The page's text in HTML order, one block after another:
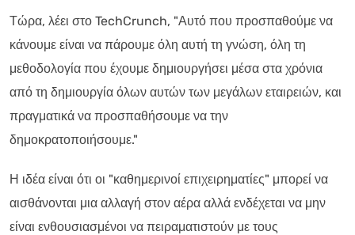
Τώρα, λέει στο TechCrunch, "Αυτό που προσπαθούμε να
κάνουμε είναι να πάρουμε όλη αυτή τη γνώση, όλη τη
μεθοδολογία που έχουμε δημιουργήσει μέσα στα χρόνια
από τη δημιουργία όλων αυτών των μεγάλων εταιρειών, και
πραγματικά να προσπαθήσουμε να την
δημοκρατοποιήσουμε."
Η ιδέα είναι ότι οι "καθημερινοί επιχειρηματίες" μπορεί να
αισθάνονται μια αλλαγή στον αέρα αλλά ενδέχεται να μην
είναι ενθουσιασμένοι να πειραματιστούν με τους